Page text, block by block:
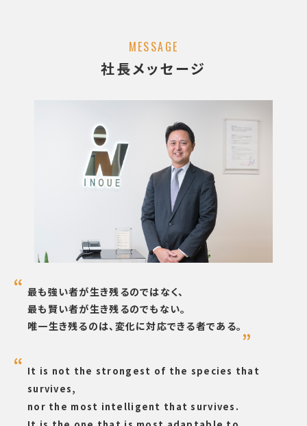
MESSAGE
社長メッセージ
最も強い者が生き残るのではなく、
最も賢い者が生き残るのでもない。
唯一生き残るのは、変化に対応できる者である。
It is not the strongest of the species that
survives,
nor the most intelligent that survives.